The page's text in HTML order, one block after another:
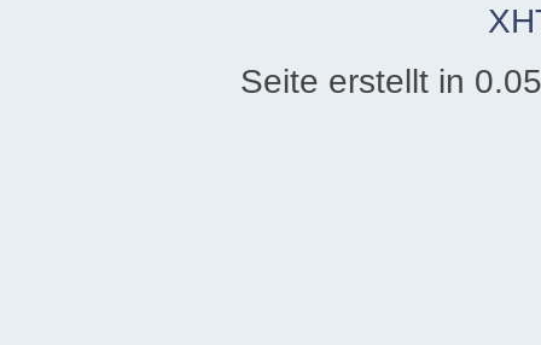
Seite erstellt in